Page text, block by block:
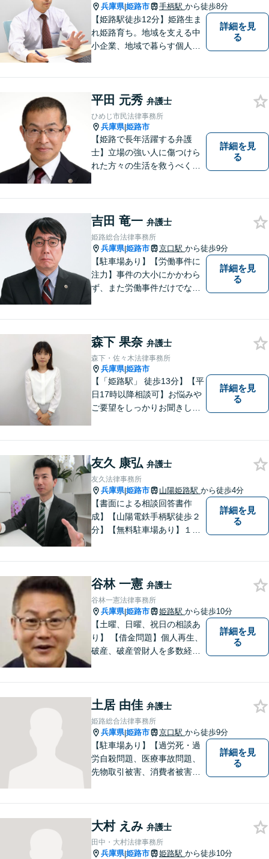
兵庫県|姫路市 手柄駅 から徒歩8分
【姫路駅徒歩12分】姫路生ま
れ姫路育ち。地域を支える中
小企業、地域で暮らす個人に
済など幅広い問題に積極的に
取り組みます。お気軽にご相
談ください。
詳細を見
る
平田 元秀 弁護士
ひめじ市民法律事務所
兵庫県|姫路市
【姫路で長年活躍する弁護
士】立場の強い人に傷つけら
れた方々の生活を救うべく、
もご相談ください。二人三脚
で平穏な生活を取り戻しまし
ょう。【Zoom・電話相談O
K】
詳細を見
る
吉田 竜一 弁護士
姫路総合法律事務所
兵庫県|姫路市 京口駅 から徒歩9分
【駐車場あり】【労働事件に
注力】事件の大小にかかわら
ず、また労働事件だけでなく
いと考えています。 お気軽に
ご相談ください。
詳細を見
る
森下 果奈 弁護士
森下・佐々木法律事務所
兵庫県|姫路市
【「姫路駅」 徒歩13分】【平
日17時以降相談可】お悩みや
ご要望をしっかりお聞きし、
いただいたことで安心感を得
ていただけるよう尽力しま
す。遠慮なく相談してくださ
い。
詳細を見
る
友久 康弘 弁護士
友久法律事務所
兵庫県|姫路市 山陽姫路駅 から徒歩4分
【書面による相談回答書作
成】【山陽電鉄手柄駅徒歩２
分】【無料駐車場あり】１歩
詳細を見
る
谷林 一憲 弁護士
谷林一憲法律事務所
兵庫県|姫路市 姫路駅 から徒歩10分
【土曜、日曜、祝日の相談あ
り】 【借金問題】個人再生、
破産、破産管財人を多数経
す。 【交通事故】後遺障害の
認定を獲得した事案を多数経
験。
詳細を見
る
土居 由佳 弁護士
姫路総合法律事務所
兵庫県|姫路市 京口駅 から徒歩9分
【駐車場あり】【過労死・過
労自殺問題、医療事故問題、
先物取引被害、消費者被害、
い社会になるためのお力にな
ることができればと考えてい
ます。 お気軽にご相談くださ
詳細を見
る
大村 えみ 弁護士
田中・大村法律事務所
兵庫県|姫路市 姫路駅 から徒歩10分